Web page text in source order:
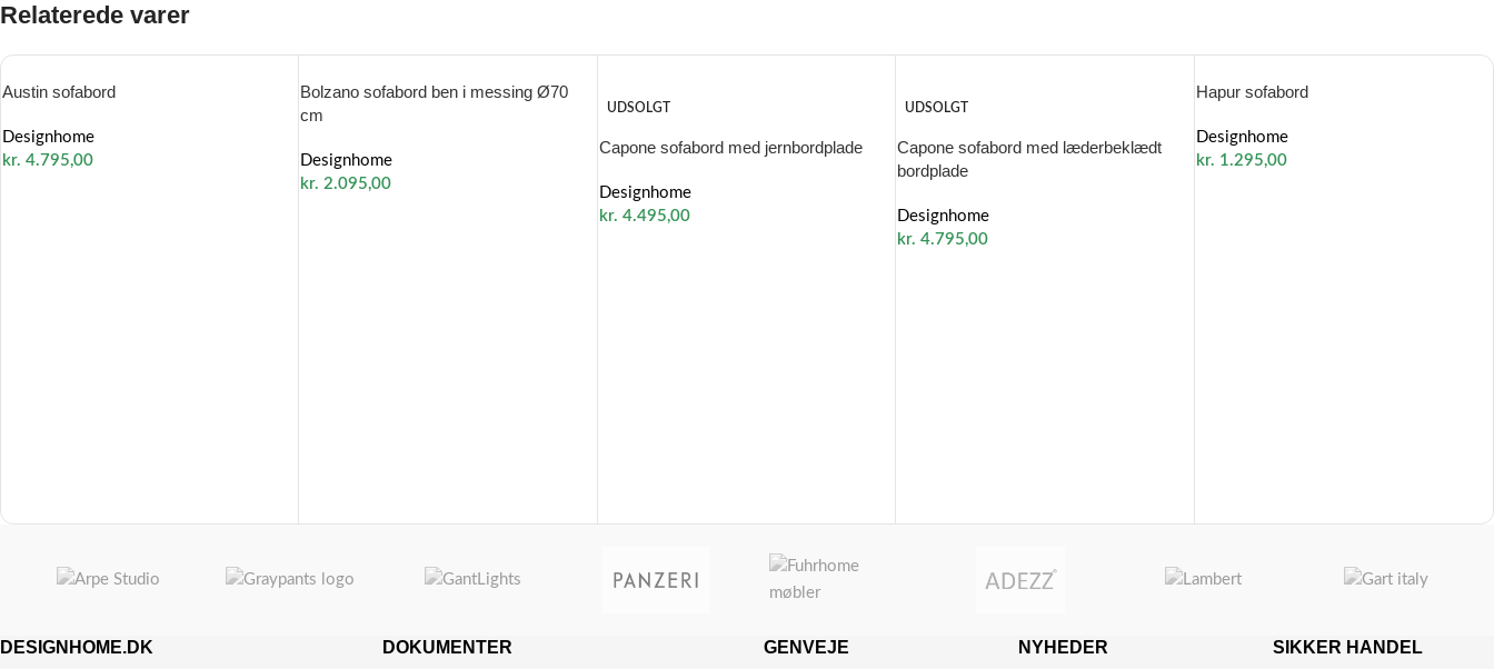
Relaterede varer
Austin sofabord
Designhome
kr. 4.795,00
Bolzano sofabord ben i messing Ø70
cm
Designhome
kr. 2.095,00
UDSOLGT
Capone sofabord med jernbordplade
Designhome
kr. 4.495,00
UDSOLGT
Capone sofabord med læderbeklædt
bordplade
Designhome
kr. 4.795,00
Hapur sofabord
Designhome
kr. 1.295,00
DESIGNHOME.DK DOKUMENTER GENVEJE NYHEDER SIKKER HANDEL